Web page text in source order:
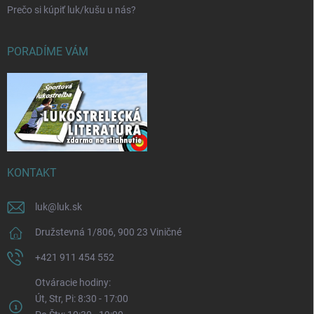
Prečo si kúpiť luk/kušu u nás?
PORADÍME VÁM
KONTAKT
luk@ luk.sk
Družstevná 1/806, 900 23 Viničné
+421 911 454 552
Otváracie hodiny:
Út, Str, Pi: 8:30 - 17:00